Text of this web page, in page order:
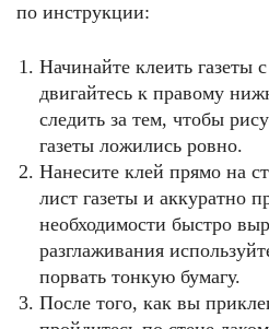
по инструкции:
Начинайте клеить газеты
двигайтесь к правому
следить за тем, чтобы
газеты ложились ровно.
Нанесите клей прямо на
лист газеты и аккуратно
необходимости быстро
разглаживания
порвать тонкую бумагу.
После того, как вы